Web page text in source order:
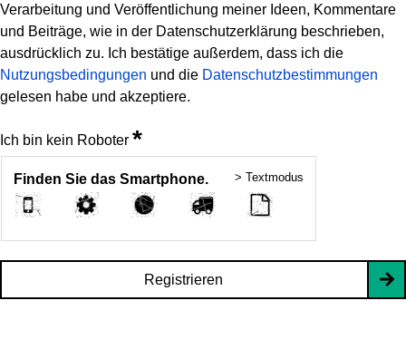
Verarbeitung und Veröffentlichung meiner Ideen, Kommentare
und Beiträge, wie in der Datenschutzerklärung beschrieben,
ausdrücklich zu. Ich bestätige außerdem, dass ich die
Nutzungsbedingungen und die Datenschutzbestimmungen
gelesen habe und akzeptiere.
Ich bin kein Roboter *
Finden Sie das Smartphone. > Textmodus
Registrieren